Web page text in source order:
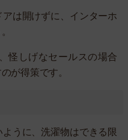
は開けずに、インターホ
怪しげなセールスの場合
が得策です。
うに、洗濯物はできる限